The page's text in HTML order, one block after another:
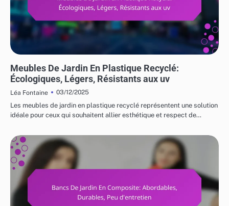
Meubles De Jardin En Plastique Recyclé:
Écologiques, Légers, Résistants aux uv
Léa Fontaine
03/12/2025
Les meubles de jardin en plastique recyclé représentent une solution
idéale pour ceux qui souhaitent allier esthétique et respect de…